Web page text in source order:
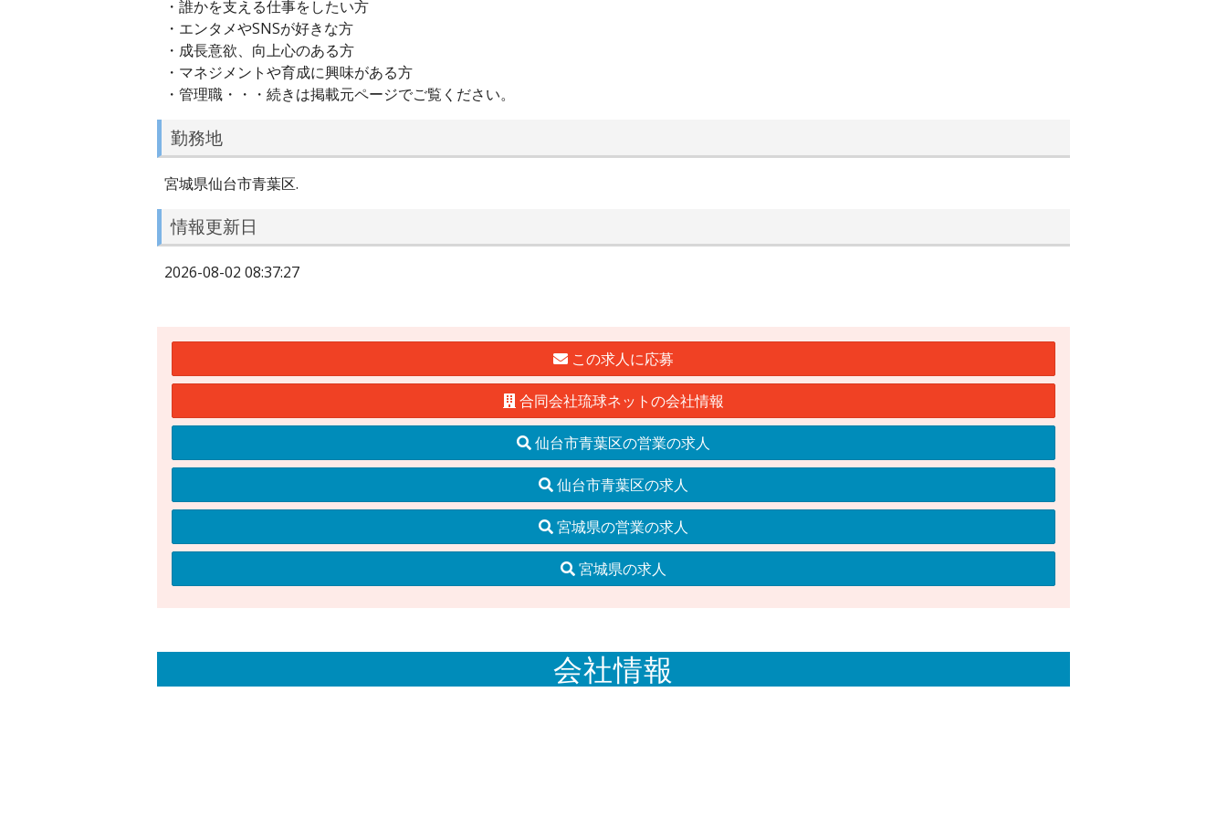
・誰かを支える仕事をしたい方
・エンタメやSNSが好きな方
・成長意欲、向上心のある方
・マネジメントや育成に興味がある方
・管理職・・・続きは掲載元ページでご覧ください。
勤務地
宮城県仙台市青葉区.
情報更新日
2026-08-02 08:37:27
この求人に応募
合同会社琉球ネットの会社情報
仙台市青葉区の営業の求人
仙台市青葉区の求人
宮城県の営業の求人
宮城県の求人
会社情報